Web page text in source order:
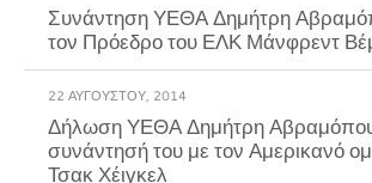
Συνάντηση ΥΕΘΑ Δημήτρη
τον Πρόεδρο του ΕΛΚ Μάνφρεντ
22 ΑΥΓΟΎΣΤΟΥ, 2014
Δήλωση ΥΕΘΑ Δημήτρη
συνάντησή του με τον Αμερικανό
Τσακ Χέιγκελ